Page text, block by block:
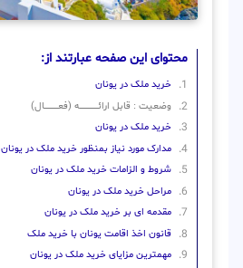
محتوای این صفحه عبارتند از:
خرید ملک در یونان
وضعیت : قابل ارائــــــــــــــــــــه (فعـــــــــــــــال)
خرید ملک در یونان
مدارک مورد نیاز بمنظور خرید ملک در یونان
شروط و الزامات خرید ملک در یونان
مراحل خرید ملک در یونان
مقدمه ای بر خرید ملک در یونان
قانون اخذ اقامت یونان با خرید ملک
مهمترین مزایای خرید ملک در یونان